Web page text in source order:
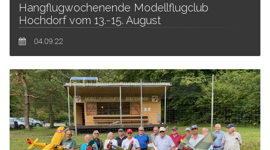
Hangflugwochenende Modellflugclub
Hochdorf vom 13.-15. August​
04.09.22